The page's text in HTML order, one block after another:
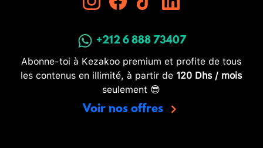
+212 6 888 73407
Abonne-toi à Kezakoo premium et profite de tous
les contenus en illimité, à partir de 120 Dhs / mois
seulement 😎
Voir nos offres